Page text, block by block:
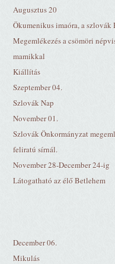
Augusztus 20
Ökumenikus imaóra, a szlovák
Megemlékezés a csömöri
mamikkal
Kiállítás
Szeptember 04.
Szlovák Nap
November 01.
Szlovák Önkormányzat
feliratú sírnál.
November 28-December 24-ig
Látogatható az élő Betlehem
December 06.
Mikulás